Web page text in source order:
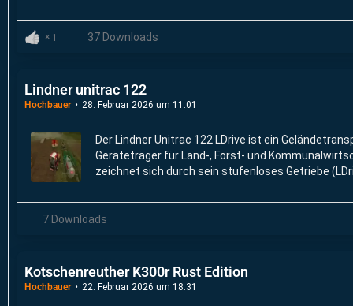
1 37 Downloads
Lindner unitrac 122
Hochbauer 28. Februar 2026 um 11:01
Der Lindner Unitrac 122 LDrive ist ein
Geräteträger für Land-, Forst- und
zeichnet sich durch sein stufenloses Getriebe
7 Downloads
Kotschenreuther K300r Rust Edition
Hochbauer 22. Februar 2026 um 18:31